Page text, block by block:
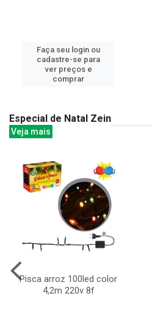
Faça seu login ou
cadastre-se para
ver preços e
comprar
Especial de Natal Zein
Veja mais
Pisca arroz 100led color
4,2m 220v 8f